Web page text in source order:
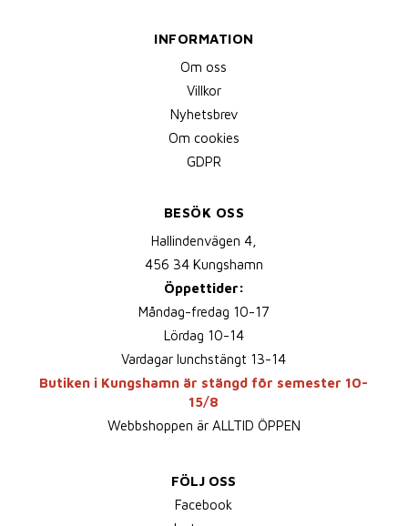
INFORMATION
Om oss
Villkor
Nyhetsbrev
Om cookies
GDPR
BESÖK OSS
Hallindenvägen 4,
456 34 Kungshamn
Öppettider:
Måndag-fredag 10-17
Lördag 10-14
Vardagar lunchstängt 13-14
Butiken i Kungshamn är stängd för semester 10-
15/8
Webbshoppen är ALLTID ÖPPEN
FÖLJ OSS
Facebook